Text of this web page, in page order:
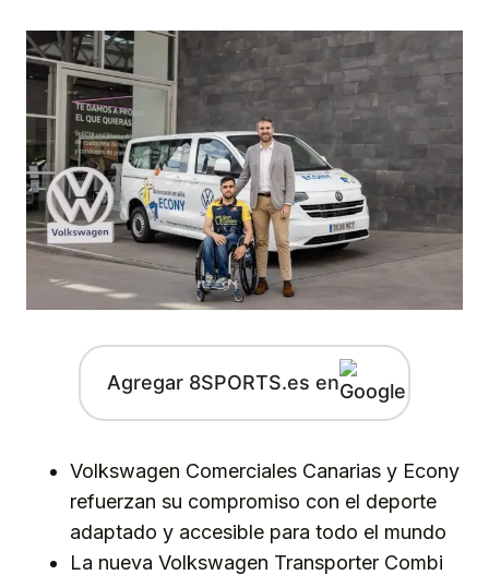
Agregar 8SPORTS.es en
Volkswagen Comerciales Canarias y Econy
refuerzan su compromiso con el deporte
adaptado y accesible para todo el mundo
La nueva Volkswagen Transporter Combi